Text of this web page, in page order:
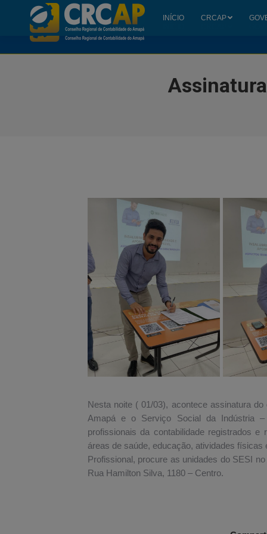
Nesta noite ( 01/03), acontece assinatura
Amapá e o Serviço Social da Indústria –
profissionais da contabilidade registrados
áreas de saúde, educação, atividades físicas
Profissional, procure as unidades do SESI
Rua Hamilton Silva, 1180 – Centro.
INÍCIO CRCAP